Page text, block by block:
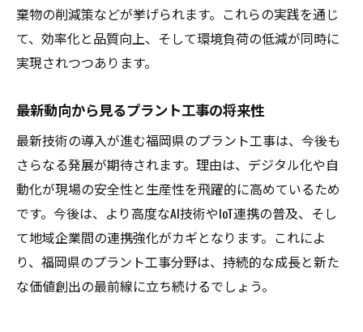
棄物の削減策などが挙げられます。これらの実践を通じ
て、効率化と品質向上、そして環境負荷の低減が同時に
実現されつつあります。
最新動向から見るプラント工事の将来性
最新技術の導入が進む福岡県のプラント工事は、今後も
さらなる発展が期待されます。理由は、デジタル化や自
動化が現場の安全性と生産性を飛躍的に高めているため
です。今後は、より高度なAI技術やIoT連携の普及、そし
て地域企業間の連携強化がカギとなります。これによ
り、福岡県のプラント工事分野は、持続的な成長と新た
な価値創出の最前線に立ち続けるでしょう。